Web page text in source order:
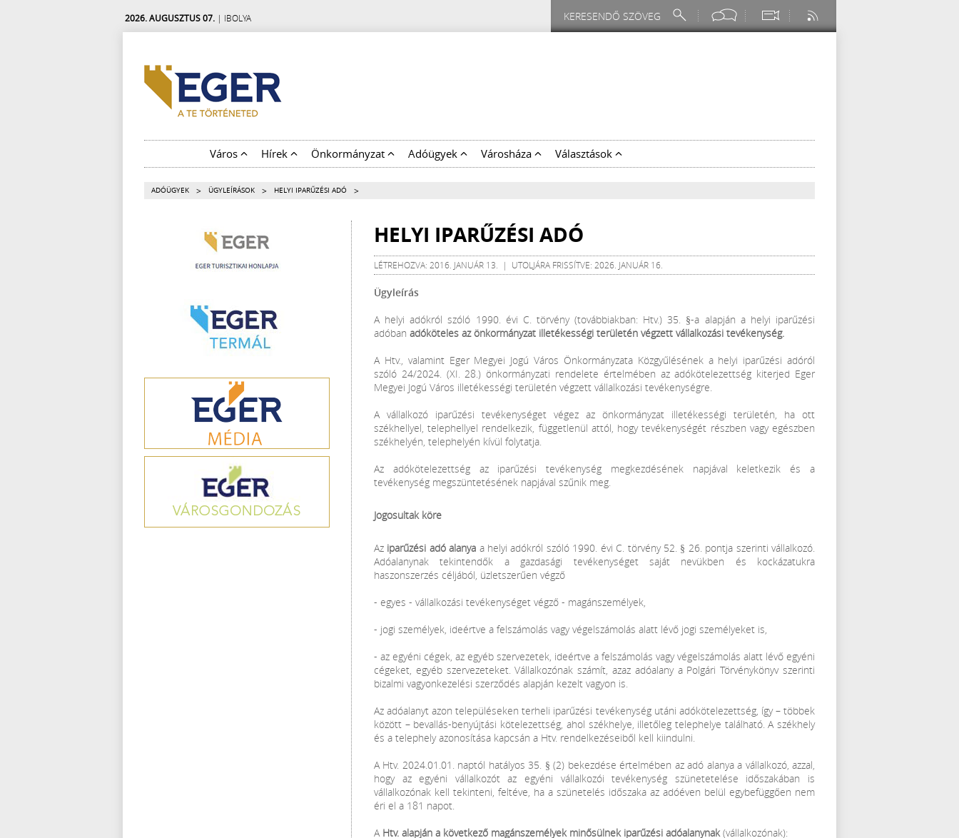
2026. AUGUSZTUS 07. | IBOLYA
Város Hírek Önkormányzat Adóügyek Városháza Választások
ADÓÜGYEK > ÜGYLEÍRÁSOK > HELYI IPARŰZÉSI ADÓ >
HELYI IPARŰZÉSI ADÓ
LÉTREHOZVA: 2016. JANUÁR 13. | UTOLJÁRA FRISSÍTVE: 2026. JANUÁR 16.
Ügyleírás
A helyi adókról szóló 1990. évi C. törvény (továbbiakban: Htv.) 35. §-a alapján a helyi iparűzési
adóban adóköteles az önkormányzat illetékességi területén végzett vállalkozási tevékenység.
A Htv., valamint Eger Megyei Jogú Város Önkormányzata Közgyűlésének a helyi iparűzési adóról
szóló 24/2024. (XI. 28.) önkormányzati rendelete értelmében az adókötelezettség kiterjed Eger
Megyei Jogú Város illetékességi területén végzett vállalkozási tevékenységre.
A vállalkozó iparűzési tevékenységet végez az önkormányzat illetékességi területén, ha ott
székhellyel, telephellyel rendelkezik, függetlenül attól, hogy tevékenységét részben vagy egészben
székhelyén, telephelyén kívül folytatja.
Az adókötelezettség az iparűzési tevékenység megkezdésének napjával keletkezik és a
tevékenység megszüntetésének napjával szűnik meg.
Jogosultak köre
Az iparűzési adó alanya a helyi adókról szóló 1990. évi C. törvény 52. § 26. pontja szerinti vállalkozó.
Adóalanynak tekintendők a gazdasági tevékenységet saját nevükben és kockázatukra
haszonszerzés céljából, üzletszerűen végző
- egyes - vállalkozási tevékenységet végző - magánszemélyek,
- jogi személyek, ideértve a felszámolás vagy végelszámolás alatt lévő jogi személyeket is,
- az egyéni cégek, az egyéb szervezetek, ideértve a felszámolás vagy végelszámolás alatt lévő egyéni
cégeket, egyéb szervezeteket. Vállalkozónak számít, azaz adóalany a Polgári Törvénykönyv szerinti
bizalmi vagyonkezelési szerződés alapján kezelt vagyon is.
Az adóalanyt azon településeken terheli iparűzési tevékenység utáni adókötelezettség, így – többek
között – bevallás-benyújtási kötelezettség, ahol székhelye, illetőleg telephelye található. A székhely
és a telephely azonosítása kapcsán a Htv. rendelkezéseiből kell kiindulni.
A Htv. 2024.01.01. naptól hatályos 35. § (2) bekezdése értelmében az adó alanya a vállalkozó, azzal,
hogy az egyéni vállalkozót az egyéni vállalkozói tevékenység szünetetelése időszakában is
vállalkozónak kell tekinteni, feltéve, ha a szünetelés időszaka az adóéven belül egybefüggően nem
éri el a 181 napot.
A Htv. alapján a következő magánszemélyek minősülnek iparűzési adóalanynak(vállalkozónak):